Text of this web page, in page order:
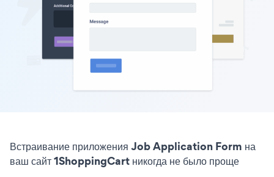
Встраивание приложения Job Application Form на
ваш сайт 1ShoppingCart никогда не было проще